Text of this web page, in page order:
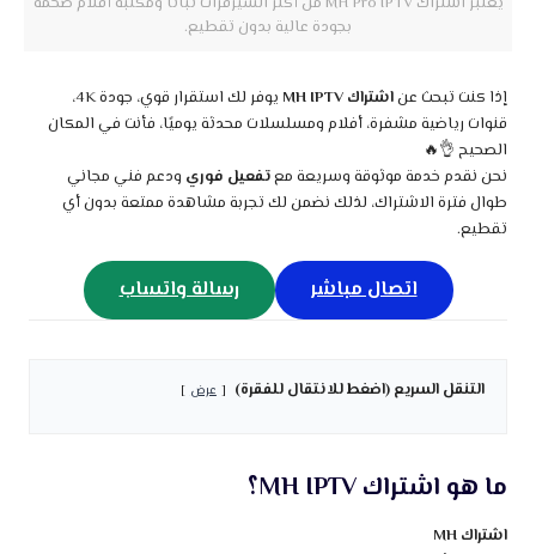
بجودة عالية بدون تقطيع.
إذا كنت تبحث عناشتراك MH IPTV
يوفر لك استقرار قوي، جودة 4K،
قنوات رياضية مشفرة، أفلام ومسلسلات محدثة يوميًا، فأنت في المكان
الصحيح 👌🔥
نحن نقدم خدمة موثوقة وسريعة معتفعيل فوري ودعم فني مجاني
طوال فترة الاشتراك، لذلك نضمن لك تجربة مشاهدة ممتعة بدون أي
تقطيع.
اتصال مباشر رسالة واتساب
التنقل السريع (اضغط للانتقال للفقرة) عرض
ما هو اشتراك MH IPTV؟
اشتراك MH